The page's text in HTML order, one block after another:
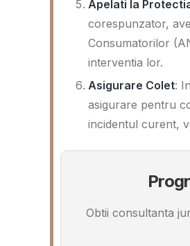
Apelati la
corespunzator,
Consumatorilor
interventia lor.
Asigurare Colet:
asigurare pentru
incidentul curent,
Obtii consultanta